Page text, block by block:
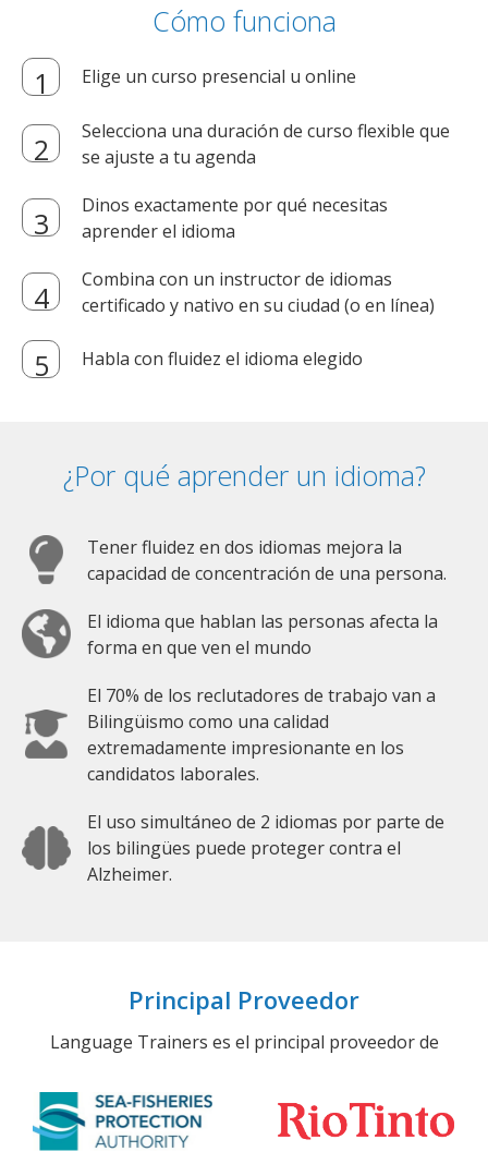
Cómo funciona
Elige un curso presencial u online
Selecciona una duración de curso flexible que
se ajuste a tu agenda
Dinos exactamente por qué necesitas
aprender el idioma
Combina con un instructor de idiomas
certificado y nativo en su ciudad (o en línea)
Habla con fluidez el idioma elegido
¿Por qué aprender un idioma?
Tener fluidez en dos idiomas mejora la
capacidad de concentración de una persona.
El idioma que hablan las personas afecta la
forma en que ven el mundo
El 70% de los reclutadores de trabajo van a
Bilingüismo como una calidad
extremadamente impresionante en los
candidatos laborales.
El uso simultáneo de 2 idiomas por parte de
los bilingües puede proteger contra el
Alzheimer.
Principal Proveedor
Language Trainers es el principal proveedor de